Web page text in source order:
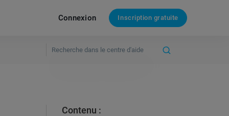
Connexion Inscription gratuite
Contenu :